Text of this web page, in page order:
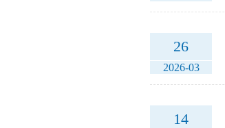
26
2026-03
14